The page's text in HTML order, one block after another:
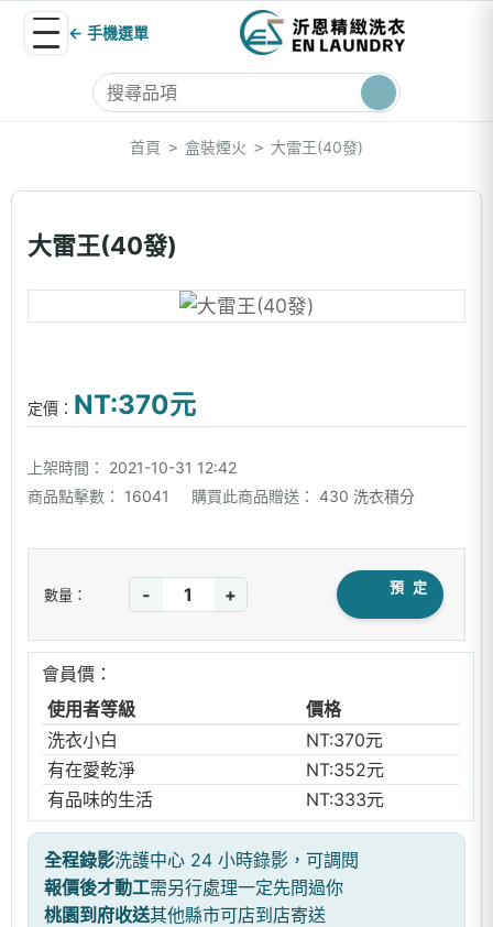
← 手機選單
首頁 > 盒裝煙火 > 大雷王(40發)
大雷王(40發)
定價： NT:370元
上架時間：
2021-10-31 12:42
商品點擊數：
16041 購買此商品贈送： 430 洗衣積分
數量： - + 預 定
會員價：
使用者等級
價格
洗衣小白
NT:370元
有在愛乾淨
NT:352元
有品味的生活
NT:333元
全程錄影洗護中心 24 小時錄影，可調閱
報價後才動工需另行處理一定先問過你
桃園到府收送其他縣市可店到店寄送